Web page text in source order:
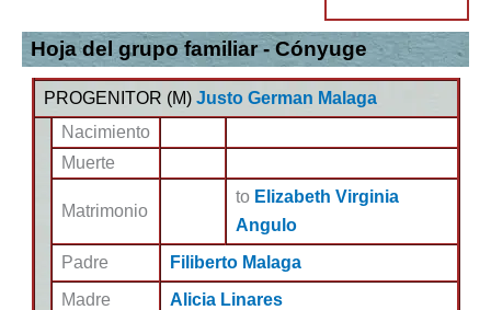
Hoja del grupo familiar - Cónyuge
PROGENITOR (M) Justo German Malaga
Nacimiento
Muerte
Matrimonio
to Elizabeth Virginia
Angulo
Padre
Filiberto Malaga
Madre
Alicia Linares